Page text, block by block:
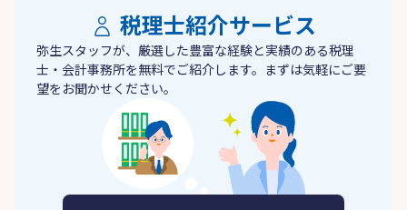
税理士紹介サービス
弥生スタッフが、厳選した豊富な経験と実績のある税理
士・会計事務所を無料でご紹介します。まずは気軽にご要
望をお聞かせください。